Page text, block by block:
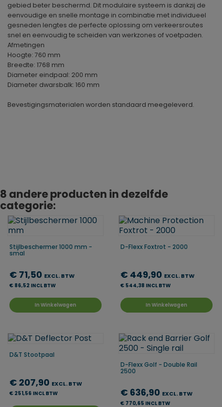
gebied beter beschermd. Dit modulaire systeem is dankzij de
eenvoudige en snelle montage in combinatie met individueel
gesneden lengtes de perfecte oplossing om verkeersroutes
snel en eenvoudig te scheiden van werkzones of voetpaden.
Afmetingen
Hoogte: 760 mm
Breedte: 1768 mm
Diameter eindpaal: 200 mm
Diameter dwarsbalk: 160 mm
Bevestigingsmaterialen worden standaard meegeleverd.
8 andere producten in dezelfde
categorie:
Stijlbeschermer 1000 mm -
smal
€ 71,50 EXCL. BTW
€ 86,52 INCL BTW
In Winkelwagen
D-Flexx Foxtrot - 2000
€ 449,90 EXCL. BTW
€ 544,38 INCL BTW
In Winkelwagen
D&T Stootpaal
€ 207,90 EXCL. BTW
€ 251,56 INCL BTW
D-Flexx Golf - Double Rail
2500
€ 636,90 EXCL. BTW
€ 770,65 INCL BTW